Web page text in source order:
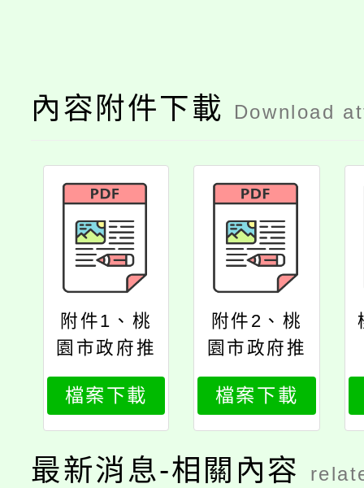
內容附件下載 Download
附件1、桃
園市政府推
動員工社團
活動實施要
點
檔案下載
附件2、桃
園市政府推
動員工社團
活動實施要
點逐點說明
檔案下載
最新消息-相關內容